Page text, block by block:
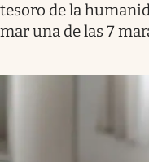
tesoro de la
mar una de las 7